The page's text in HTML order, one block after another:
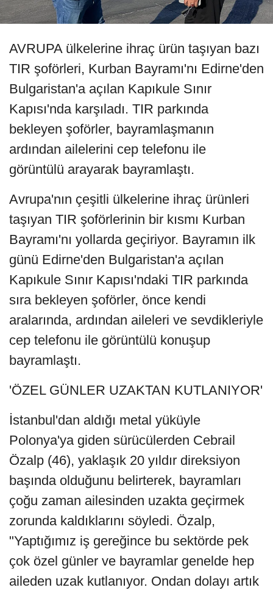
AVRUPA ülkelerine ihraç ürün taşıyan bazı
TIR şoförleri, Kurban Bayramı'nı Edirne'den
Bulgaristan'a açılan Kapıkule Sınır
Kapısı'nda karşıladı. TIR parkında
bekleyen şoförler, bayramlaşmanın
ardından ailelerini cep telefonu ile
görüntülü arayarak bayramlaştı.
Avrupa'nın çeşitli ülkelerine ihraç ürünleri
taşıyan TIR şoförlerinin bir kısmı Kurban
Bayramı'nı yollarda geçiriyor. Bayramın ilk
günü Edirne'den Bulgaristan'a açılan
Kapıkule Sınır Kapısı'ndaki TIR parkında
sıra bekleyen şoförler, önce kendi
aralarında, ardından aileleri ve sevdikleriyle
cep telefonu ile görüntülü konuşup
bayramlaştı.
'ÖZEL GÜNLER UZAKTAN KUTLANIYOR'
İstanbul'dan aldığı metal yüküyle
Polonya'ya giden sürücülerden Cebrail
Özalp (46), yaklaşık 20 yıldır direksiyon
başında olduğunu belirterek, bayramları
çoğu zaman ailesinden uzakta geçirmek
zorunda kaldıklarını söyledi. Özalp,
"Yaptığımız iş gereğince bu sektörde pek
çok özel günler ve bayramlar genelde hep
aileden uzak kutlanıyor. Ondan dolayı artık